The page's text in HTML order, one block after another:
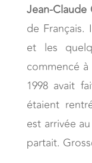
Jean-Claude
de Français.
et les
commencé
1998 avait
étaient
est arrivée
partait.